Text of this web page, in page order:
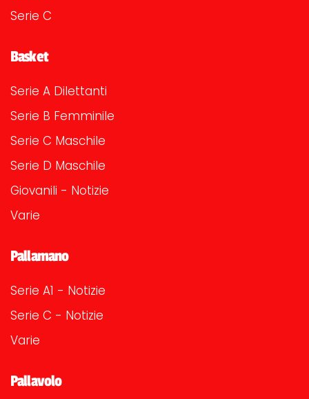
Serie C
Basket
Serie A Dilettanti
Serie B Femminile
Serie C Maschile
Serie D Maschile
Giovanili - Notizie
Varie
Pallamano
Serie A1 - Notizie
Serie C - Notizie
Varie
Pallavolo